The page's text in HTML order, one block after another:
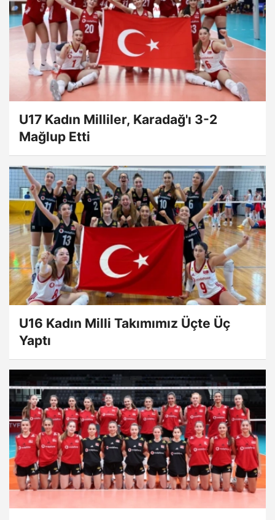
U17 Kadın Milliler, Karadağ'ı 3-2
Mağlup Etti
U16 Kadın Milli Takımımız Üçte Üç
Yaptı